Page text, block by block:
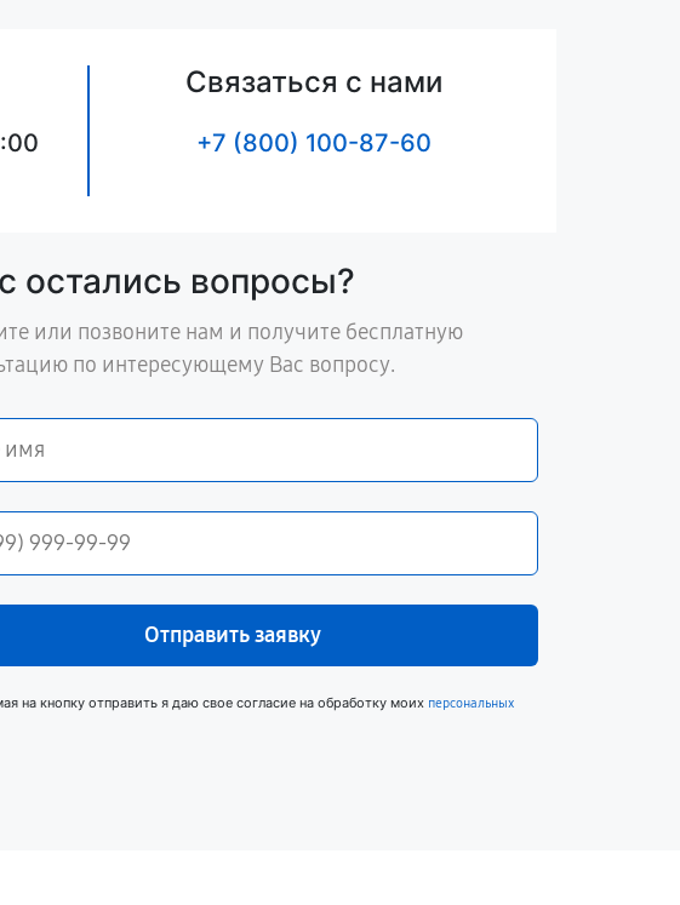
Связаться с нами
+7 (800) 100-87-60
остались вопросы?
или позвоните нам и получите бесплатную
по интересующему Вас вопросу.
Отправить заявку
на кнопку отправить я даю свое согласие на обработку моих персональных